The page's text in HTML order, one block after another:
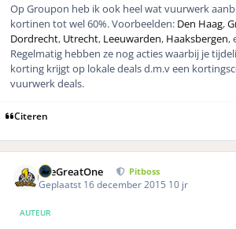
Op Groupon heb ik ook heel wat vuurwerk
kortinen tot wel 60%. Voorbeelden: Den Haag,
Dordrecht, Utrecht, Leeuwarden, Haaksbergen,
Regelmatig hebben ze nog acties waarbij je
korting krijgt op lokale deals d.m.v een
vuurwerk deals.
Citeren
TheGreatOne Pitboss
Geplaatst 16 december 2015 10 jr
AUTEUR